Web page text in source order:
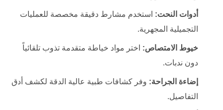
أدوات النحت: استخدم مشارط دقيقة مخصصة للعمليات
التجميلية المجهرية.
خيوط الامتصاص: اختر مواد خياطة متقدمة تذوب تلقائياً
دون ندبات.
إضاءة الجراحة: وفر كشافات طبية عالية الدقة لكشف أدق
التفاصيل.